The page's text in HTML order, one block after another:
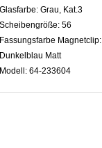
Glasfarbe: Grau, Kat.3
Scheibengröße: 56
Fassungsfarbe Magnetclip:
Dunkelblau Matt
Modell: 64-233604